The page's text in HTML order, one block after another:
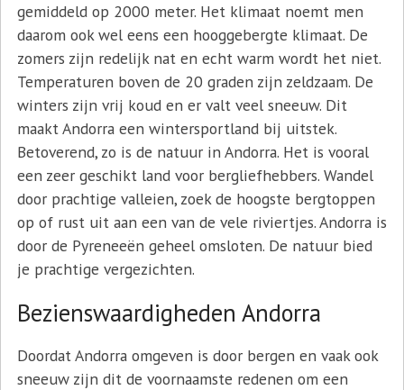
gemiddeld op 2000 meter. Het klimaat noemt men
daarom ook wel eens een hooggebergte klimaat. De
zomers zijn redelijk nat en echt warm wordt het niet.
Temperaturen boven de 20 graden zijn zeldzaam. De
winters zijn vrij koud en er valt veel sneeuw. Dit
maakt Andorra een wintersportland bij uitstek.
Betoverend, zo is de natuur in Andorra. Het is vooral
een zeer geschikt land voor bergliefhebbers. Wandel
door prachtige valleien, zoek de hoogste bergtoppen
op of rust uit aan een van de vele riviertjes. Andorra is
door de Pyreneeën geheel omsloten. De natuur bied
je prachtige vergezichten.
Bezienswaardigheden Andorra
Doordat Andorra omgeven is door bergen en vaak ook
sneeuw zijn dit de voornaamste redenen om een